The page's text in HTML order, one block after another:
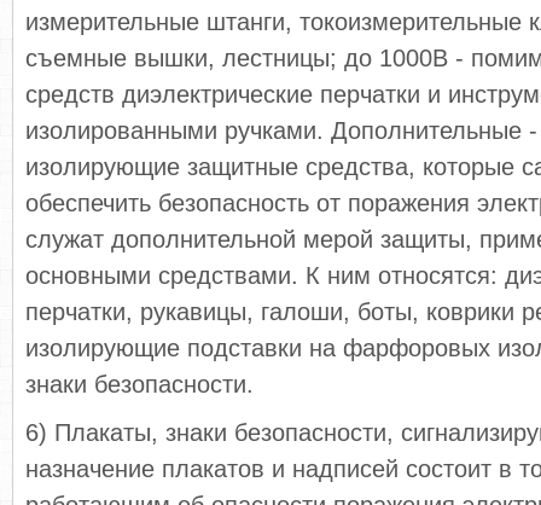
измерительные штанги,
съемные вышки, лестницы; до 1000В -
средств диэлектрические перчатки и
изолированными ручками. Дополнительные -
изолирующие защитные средства, которые
обеспечить безопасность от поражения
служат дополнительной мерой защиты,
основными средствами. К ним относятся:
перчатки, рукавицы, галоши, боты, коврики
изолирующие подставки на фарфоровых
знаки безопасности.
6) Плакаты, знаки безопасности,
назначение плакатов и надписей состоит в